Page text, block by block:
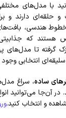
با مدل‌های
حلقه‌ای دارند و
خطوط هندسی،
هستند که
گرفته تا مدل‌های
انتخابی وجود
ساده، سراغ
آن‌جا می‌توانید
و انتخاب کنید.